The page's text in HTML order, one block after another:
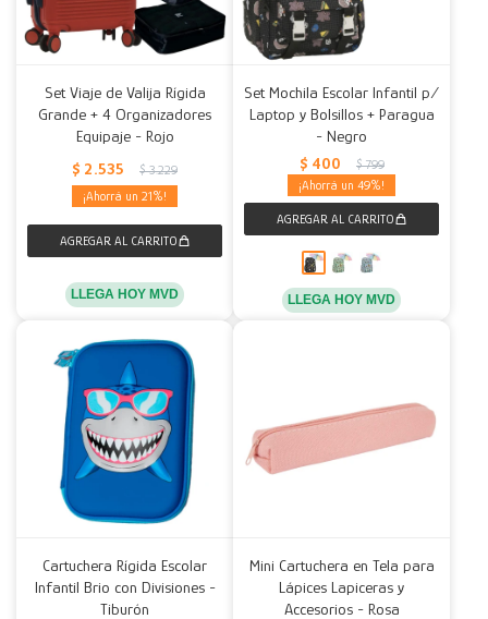
Set Viaje de Valija Rígida
Grande + 4 Organizadores
Equipaje - Rojo
$ 2.535 $ 3.229
21
LLEGA HOY MVD
Set Mochila Escolar Infantil p/
Laptop y Bolsillos + Paragua
- Negro
$ 400 $ 799
49
LLEGA HOY MVD
Cartuchera Rígida Escolar
Infantil Brio con Divisiones -
Tiburón
Mini Cartuchera en Tela para
Lápices Lapiceras y
Accesorios - Rosa